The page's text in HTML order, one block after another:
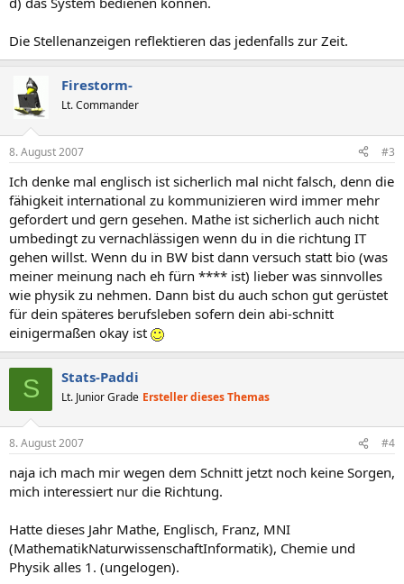
Die Stellenanzeigen reflektieren das jedenfalls zur Zeit.
Firestorm-
Lt. Commander
8. August 2007 #3
Ich denke mal englisch ist sicherlich mal nicht falsch, denn die
fähigkeit international zu kommunizieren wird immer mehr
gefordert und gern gesehen. Mathe ist sicherlich auch nicht
umbedingt zu vernachlässigen wenn du in die richtung IT
gehen willst. Wenn du in BW bist dann versuch statt bio (was
meiner meinung nach eh fürn **** ist) lieber was sinnvolles
wie physik zu nehmen. Dann bist du auch schon gut gerüstet
für dein späteres berufsleben sofern dein abi-schnitt
einigermaßen okay ist
S Stats-Paddi
Lt. Junior Grade Ersteller dieses Themas
8. August 2007 #4
naja ich mach mir wegen dem Schnitt jetzt noch keine Sorgen,
mich interessiert nur die Richtung.
Hatte dieses Jahr Mathe, Englisch, Franz, MNI
(MathematikNaturwissenschaftInformatik), Chemie und
Physik alles 1. (ungelogen).